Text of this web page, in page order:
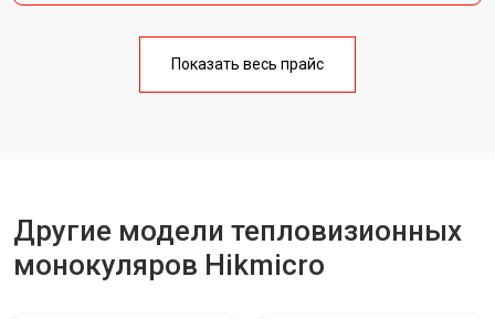
Показать весь прайс
Другие модели тепловизионных
монокуляров Hikmicro